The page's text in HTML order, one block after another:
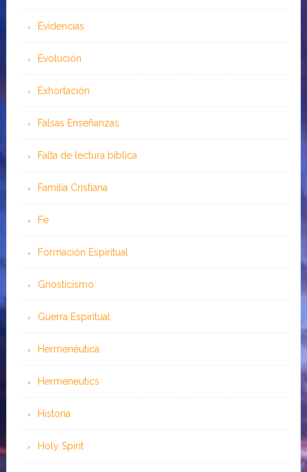
Evidencias
Evolución
Exhortación
Falsas Enseñanzas
Falta de lectura bíblica
Familia Cristiana
Fe
Formación Espiritual
Gnosticismo
Guerra Espiritual
Hermenéutica
Hermeneutics
Historia
Holy Spirit